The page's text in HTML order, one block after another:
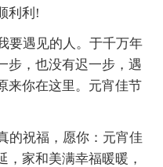
利利!
要遇见的人。于千万年
步，也没有迟一步，遇
来你在这里。元宵佳节
的祝福，愿你：元宵佳
，家和美满幸福暖暖，